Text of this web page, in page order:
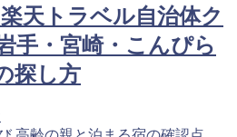
楽天トラベル自治体ク
手・宮崎・こんぴら
探し方